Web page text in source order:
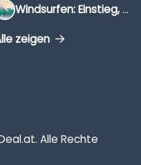
Windsurfen: Einstieg, Ausrüstung & Tipps
zeigen
Alle Rechte